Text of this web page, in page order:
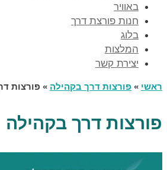
באוויר
חנות פורצת דרך
בלוג
המלצות
יצירת קשר
ראשי » פורצות דרך בקהילה » פורצות
פורצות דרך בקהילה